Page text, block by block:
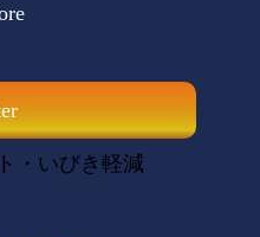
・いびき軽減